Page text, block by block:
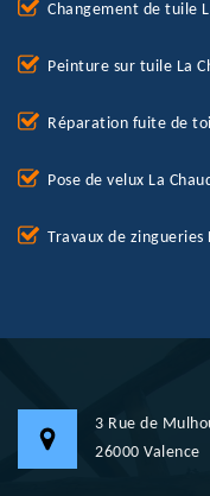
Changement de tuile
Peinture sur tuile La
Réparation fuite de
Pose de velux La
Travaux de zingueries
3 Rue de
26000 Valence